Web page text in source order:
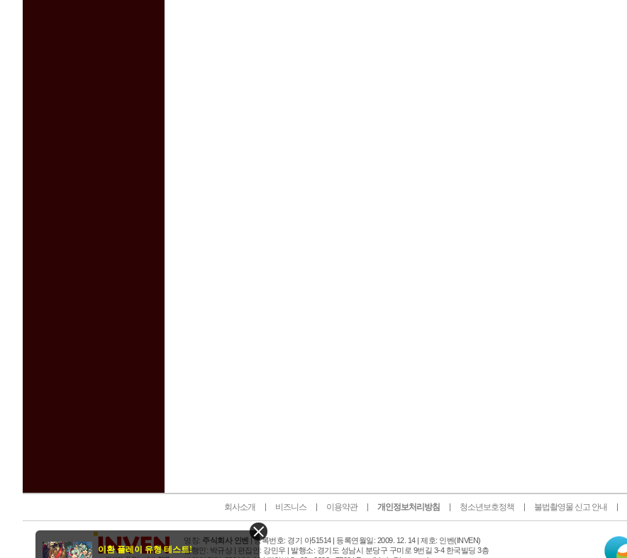
회사소개 비즈니스 이용약관 개인정보처리방침 청소년보호정책 불법촬영물 신고 안내
명칭: 주식회사 인벤 | 등록번호: 경기 아51514 | 등록연월일: 2009. 12. 14 | 제호: 인벤 (INVEN)
발행인: 박규상 | 편집인: 강민우 | 발행소: 경기도 성남시 분당구 구미로 9번길 3-4 한국빌딩 3층
터
이환 플레이 유형 테스트!